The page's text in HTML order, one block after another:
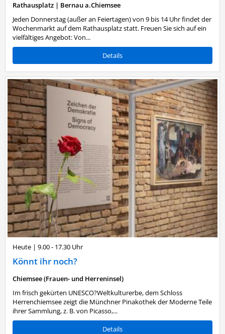
Rathausplatz | Bernau a.Chiemsee
Jeden Donnerstag (außer an Feiertagen) von 9 bis 14 Uhr findet der
Wochenmarkt auf dem Rathausplatz statt. Freuen Sie sich auf ein
vielfältiges Angebot: Von...
Details
Heute | 9.00 - 17.30 Uhr
Könnt ihr noch?
Chiemsee (Frauen- und Herreninsel)
Im frisch gekürten UNESCO?Weltkulturerbe, dem Schloss
Herrenchiemsee zeigt die Münchner Pinakothek der Moderne Teile
ihrer Sammlung, z. B. von Picasso,...
Details